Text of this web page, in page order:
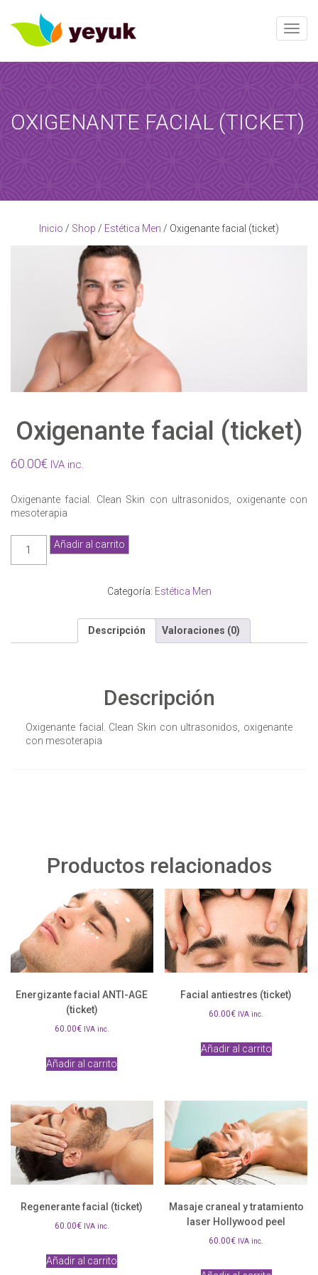
OXIGENANTE FACIAL (TICKET)
Inicio / Shop / Estética Men / Oxigenante facial (ticket)
Oxigenante facial (ticket)
60.00€ IVA inc.
Oxigenante facial. Clean Skin con ultrasonidos, oxigenante con
mesoterapia
Oxigenante
facial
(ticket)
Añadir al carrito
Categoría: Estética Men
Descripción Valoraciones (0)
Descripción
Oxigenante facial. Clean Skin con ultrasonidos, oxigenante
con mesoterapia
Productos relacionados
Energizante facial ANTI-AGE
(ticket)
60.00€ IVA inc.
Añadir al carrito
Facial antiestres (ticket)
60.00€ IVA inc.
Añadir al carrito
Regenerante facial (ticket)
60.00€ IVA inc.
Añadir al carrito
Masaje craneal y tratamiento
laser Hollywood peel
60.00€ IVA inc.